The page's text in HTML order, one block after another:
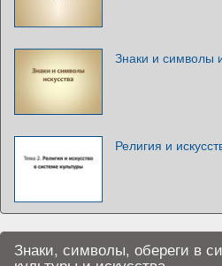
Знаки и символы
Религия и
Знаки, символы, обереги в